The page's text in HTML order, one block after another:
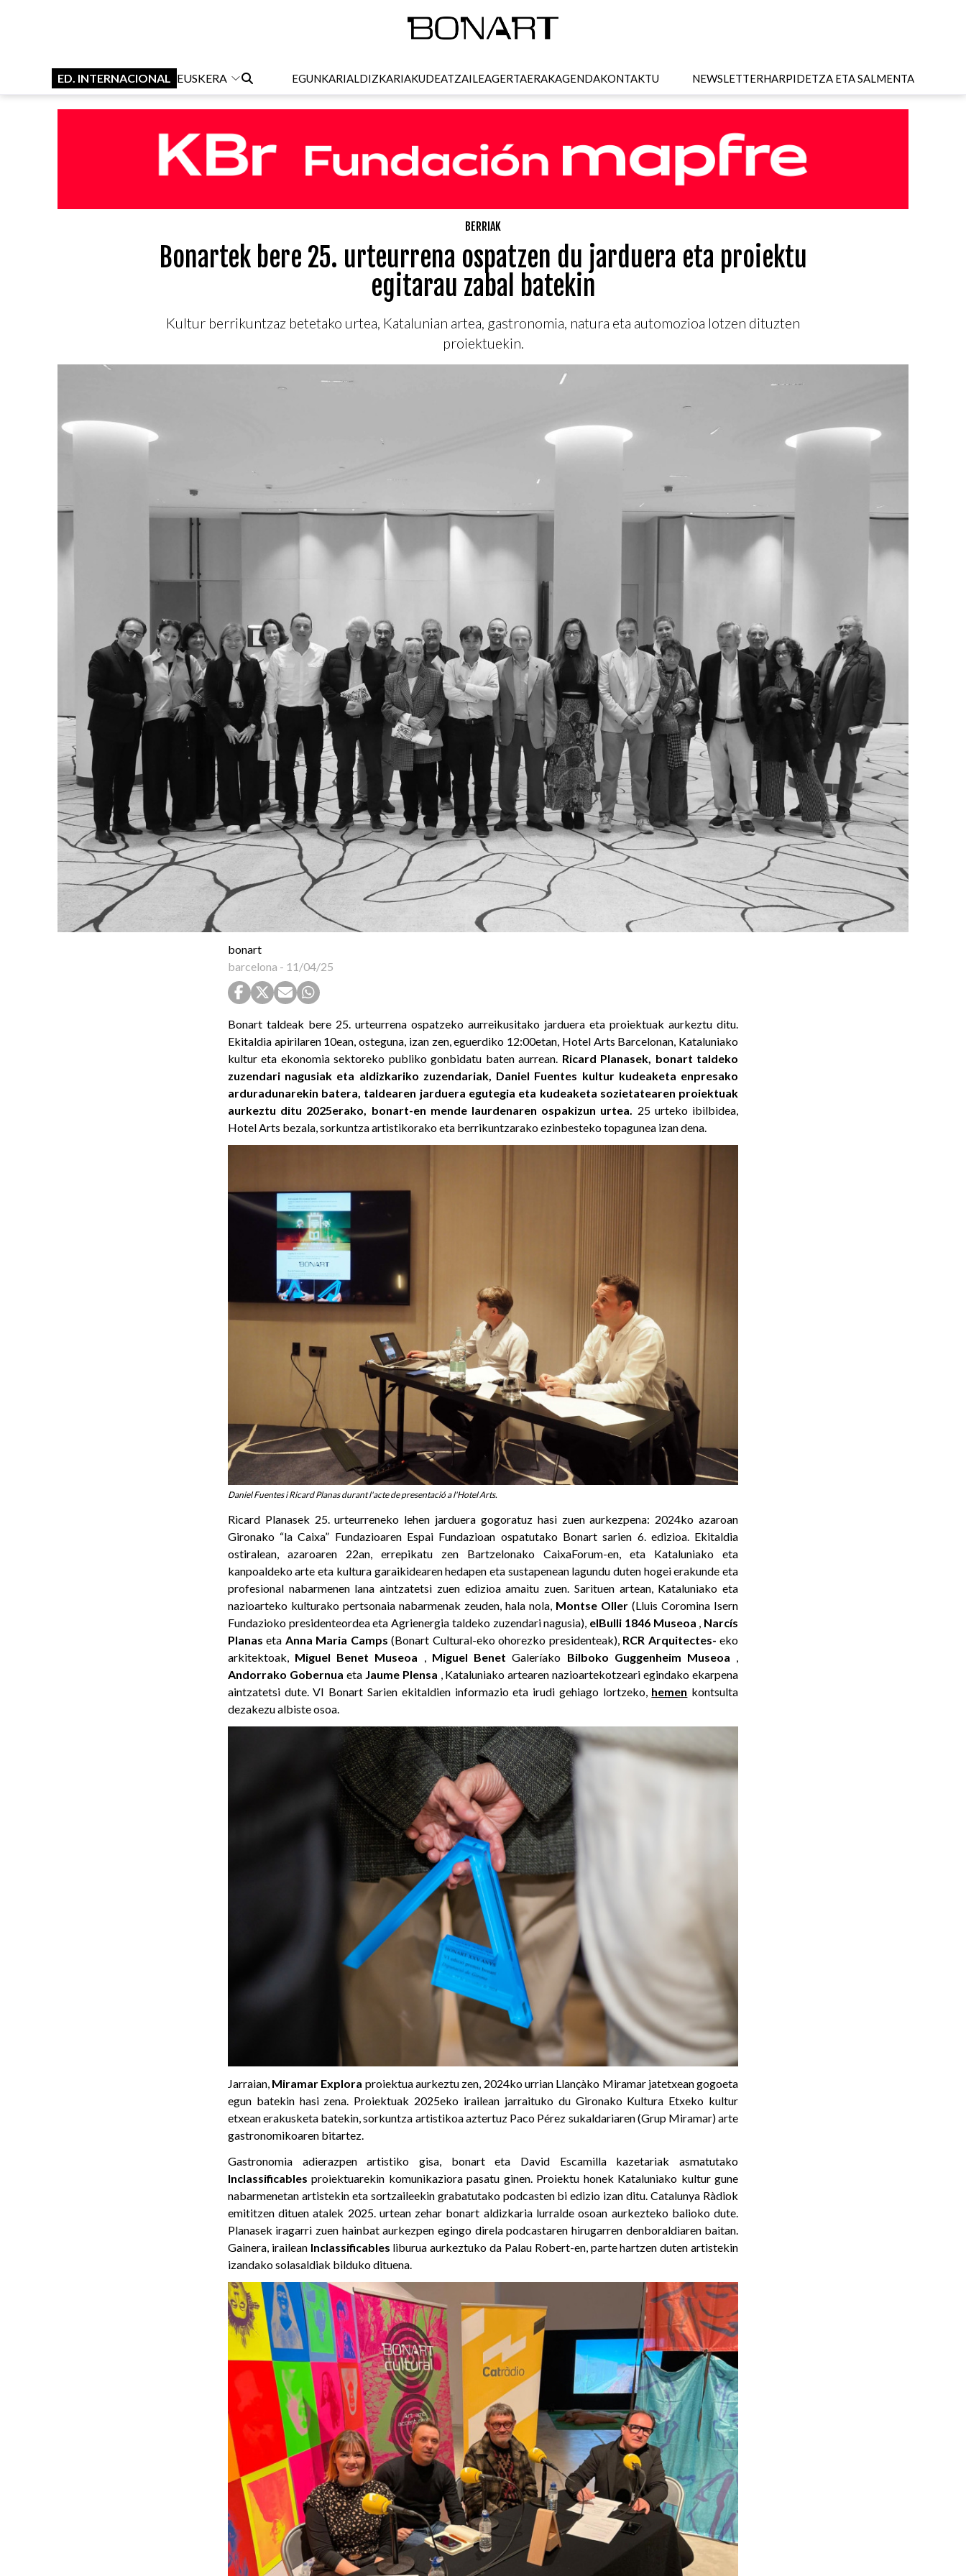
ED. INTERNACIONAL EUSKERA EGUNKARIALDIZKARIAKUDEATZAILEAGERTAERAKAGENDAKONTAKTU NEWSLETTERHARPIDETZA ETA SALMENTA
BERRIAK
Bonartek bere 25. urteurrena ospatzen du jarduera eta proiektu
egitarau zabal batekin
Kultur berrikuntzaz betetako urtea, Katalunian artea, gastronomia, natura eta automozioa lotzen dituzten
proiektuekin.
bonart
barcelona - 11/04/25
Bonart taldeak bere 25. urteurrena ospatzeko aurreikusitako jarduera eta proiektuak aurkeztu ditu.
Ekitaldia apirilaren 10ean, osteguna, izan zen, eguerdiko 12:00etan, Hotel Arts Barcelonan, Kataluniako
kultur eta ekonomia sektoreko publiko gonbidatu baten aurrean. Ricard Planasek, bonart taldeko
zuzendari nagusiak eta aldizkariko zuzendariak, Daniel Fuentes kultur kudeaketa enpresako
arduradunarekin batera, taldearen jarduera egutegia eta kudeaketa sozietatearen proiektuak
aurkeztu ditu 2025erako, bonart-en mende laurdenaren ospakizun urtea.
25 urteko ibilbidea,
Hotel Arts bezala, sorkuntza artistikorako eta berrikuntzarako ezinbesteko topagunea izan dena.
Daniel Fuentes i Ricard Planas durant l'acte de presentació a l'Hotel Arts.
Ricard Planasek 25. urteurreneko lehen jarduera gogoratuz hasi zuen aurkezpena: 2024ko azaroan
Gironako “la Caixa” Fundazioaren Espai Fundazioan ospatutako Bonart sarien 6. edizioa. Ekitaldia
ostiralean, azaroaren 22an, errepikatu zen Bartzelonako CaixaForum-en, eta Kataluniako eta
kanpoaldeko arte eta kultura garaikidearen hedapen eta sustapenean lagundu duten hogei erakunde eta
profesional nabarmenen lana aintzatetsi zuen edizioa amaitu zuen. Sarituen artean, Kataluniako eta
nazioarteko kulturako pertsonaia nabarmenak zeuden, hala nola, Montse Oller (Lluis Coromina Isern
Fundazioko presidenteordea eta Agrienergia taldeko zuzendari nagusia), elBulli 1846 Museoa , Narcís
Planas eta Anna Maria Camps (Bonart Cultural-eko ohorezko presidenteak), RCR Arquitectes- eko
arkitektoak, Miguel Benet Museoa , Miguel Benet Galeríako Bilboko Guggenheim Museoa ,
Andorrako Gobernua eta Jaume Plensa , Kataluniako artearen nazioartekotzeari egindako ekarpena
aintzatetsi dute. VI Bonart Sarien ekitaldien informazio eta irudi gehiago lortzeko, hemen kontsulta
dezakezu albiste osoa.
Jarraian, Miramar Explora proiektua aurkeztu zen, 2024ko urrian Llançàko Miramar jatetxean gogoeta
egun batekin hasi zena. Proiektuak 2025eko irailean jarraituko du Gironako Kultura Etxeko kultur
etxean erakusketa batekin, sorkuntza artistikoa aztertuz Paco Pérez sukaldariaren (Grup Miramar) arte
gastronomikoaren bitartez.
Gastronomia adierazpen artistiko gisa, bonart eta David Escamilla kazetariak asmatutako
Inclassificables proiektuarekin komunikaziora pasatu ginen. Proiektu honek Kataluniako kultur gune
nabarmenetan artistekin eta sortzaileekin grabatutako podcasten bi edizio izan ditu. Catalunya Ràdiok
emititzen dituen atalek 2025. urtean zehar bonart aldizkaria lurralde osoan aurkezteko balioko dute.
Planasek iragarri zuen hainbat aurkezpen egingo direla podcastaren hirugarren denboraldiaren baitan.
Gainera, irailean Inclassificables liburua aurkeztuko da Palau Robert-en, parte hartzen duten artistekin
izandako solasaldiak bilduko dituena.